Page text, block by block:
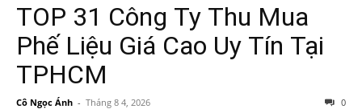
TOP 31 Công Ty Thu Mua
Phế Liệu Giá Cao Uy Tín Tại
TPHCM
Cô Ngọc Ánh - Tháng 8 4, 2026 0